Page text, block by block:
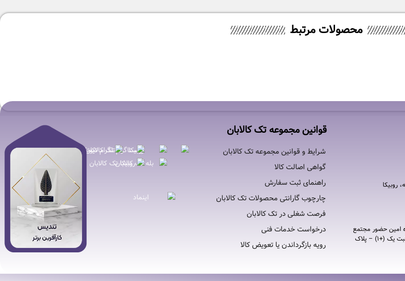
محصولات مرتبط
روبیکا
امين حضور مجتمع
تجاری امين حضور طبقه مثبت یک (+۱) – پلاک
قوانین مجموعه تک کالابان
شرایط و قوانین مجموعه تک کالابان
گواهی اصالت كالا
راهنمای ثبت سفارش
چارچوب گارانتی محصولات تک کالابان
فرصت شغلی در تک کالابان
درخواست خدمات فنی
رویه بازگرداندن یا تعویض کالا